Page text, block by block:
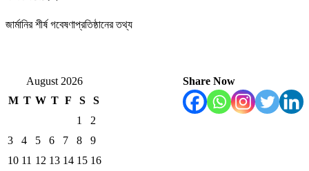
জার্মানির শীর্ষ গবেষণাপ্রতিষ্ঠানের তথ্য
Share Now
August 2026
M T W T F S
S
1
2
3
4 5 6 7 8
9
10 11 12 13 14 15 16